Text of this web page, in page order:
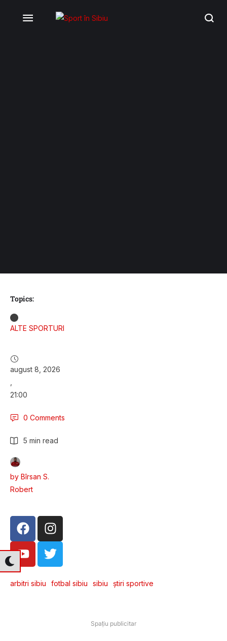
Topics:
ALTE SPORTURI
august 8, 2026
21:00
0 Comments
5 min read
by Bîrsan S.
Robert
arbitri sibiu fotbal sibiu sibiu știri sportive
Spațiu publicitar